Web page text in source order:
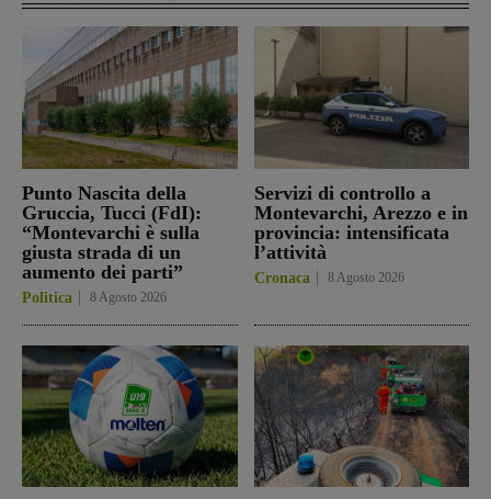
Punto Nascita della
Gruccia, Tucci (FdI):
“Montevarchi è sulla
giusta strada di un
aumento dei parti”
Politica 8 Agosto 2026
Servizi di controllo a
Montevarchi, Arezzo e in
provincia: intensificata
l’attività
Cronaca 8 Agosto 2026